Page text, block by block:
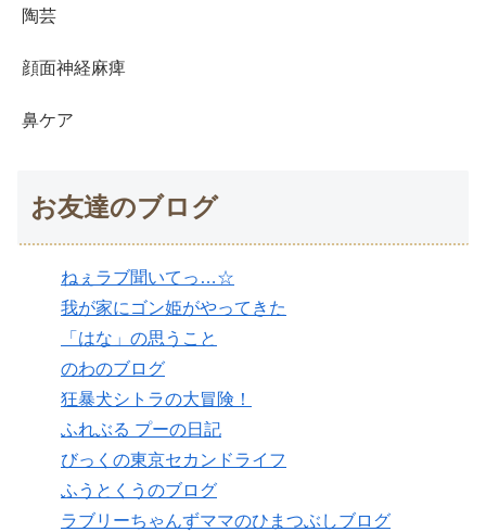
陶芸
顔面神経麻痺
鼻ケア
お友達のブログ
ねぇラブ聞いてっ…☆
我が家にゴン姫がやってきた
「はな」の思うこと
のわのブログ
狂暴犬シトラの大冒険！
ふれぶる プーの日記
びっくの東京セカンドライフ
ふうとくうのブログ
ラブリーちゃんずママのひまつぶしブログ